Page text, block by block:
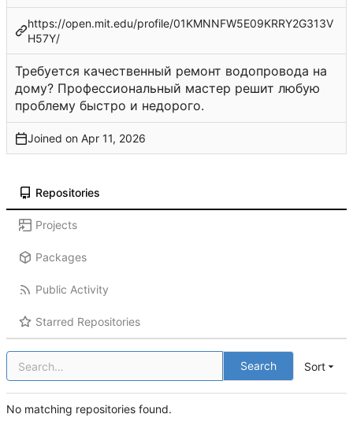
https://open.mit.edu/profile/01KMNNFW5E09KRRY2G313V
H57Y/
Требуется качественный ремонт водопровода на
дому? Профессиональный мастер решит любую
проблему быстро и недорого.
Joined on
Repositories
Projects
Packages
Public Activity
Starred Repositories
Search Sort
No matching repositories found.